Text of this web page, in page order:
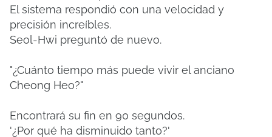
El sistema respondió con una velocidad y
precisión increíbles.
Seol-Hwi preguntó de nuevo.
"¿Cuánto tiempo más puede vivir el anciano
Cheong Heo?"
Encontrará su fin en 90 segundos.
'¿Por qué ha disminuido tanto?'